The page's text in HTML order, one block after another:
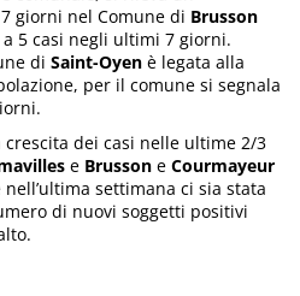
giorni nel Comune di Brusson
5 casi negli ultimi 7 giorni.
diSaint-Oyen è legata alla
per il comune si segnala
dei casi nelle ultime 2/3
e Brusson e Courmayeur
nell’ultima settimana ci sia stata
di nuovi soggetti positivi